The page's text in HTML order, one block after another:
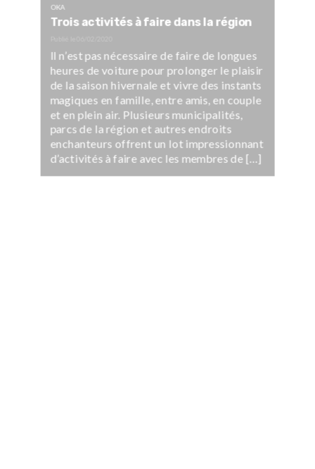
OKA
Trois activités à faire dans la région
Il n’est pas nécessaire de faire de longues
heures de voiture pour prolonger le plaisir
de la saison hivernale et vivre des instants
magiques en famille, entre amis, en couple
et en plein air. Plusieurs municipalités,
parcs de la région et autres endroits
enchanteurs offrent un lot impressionnant
d’activités à faire avec les membres de […]